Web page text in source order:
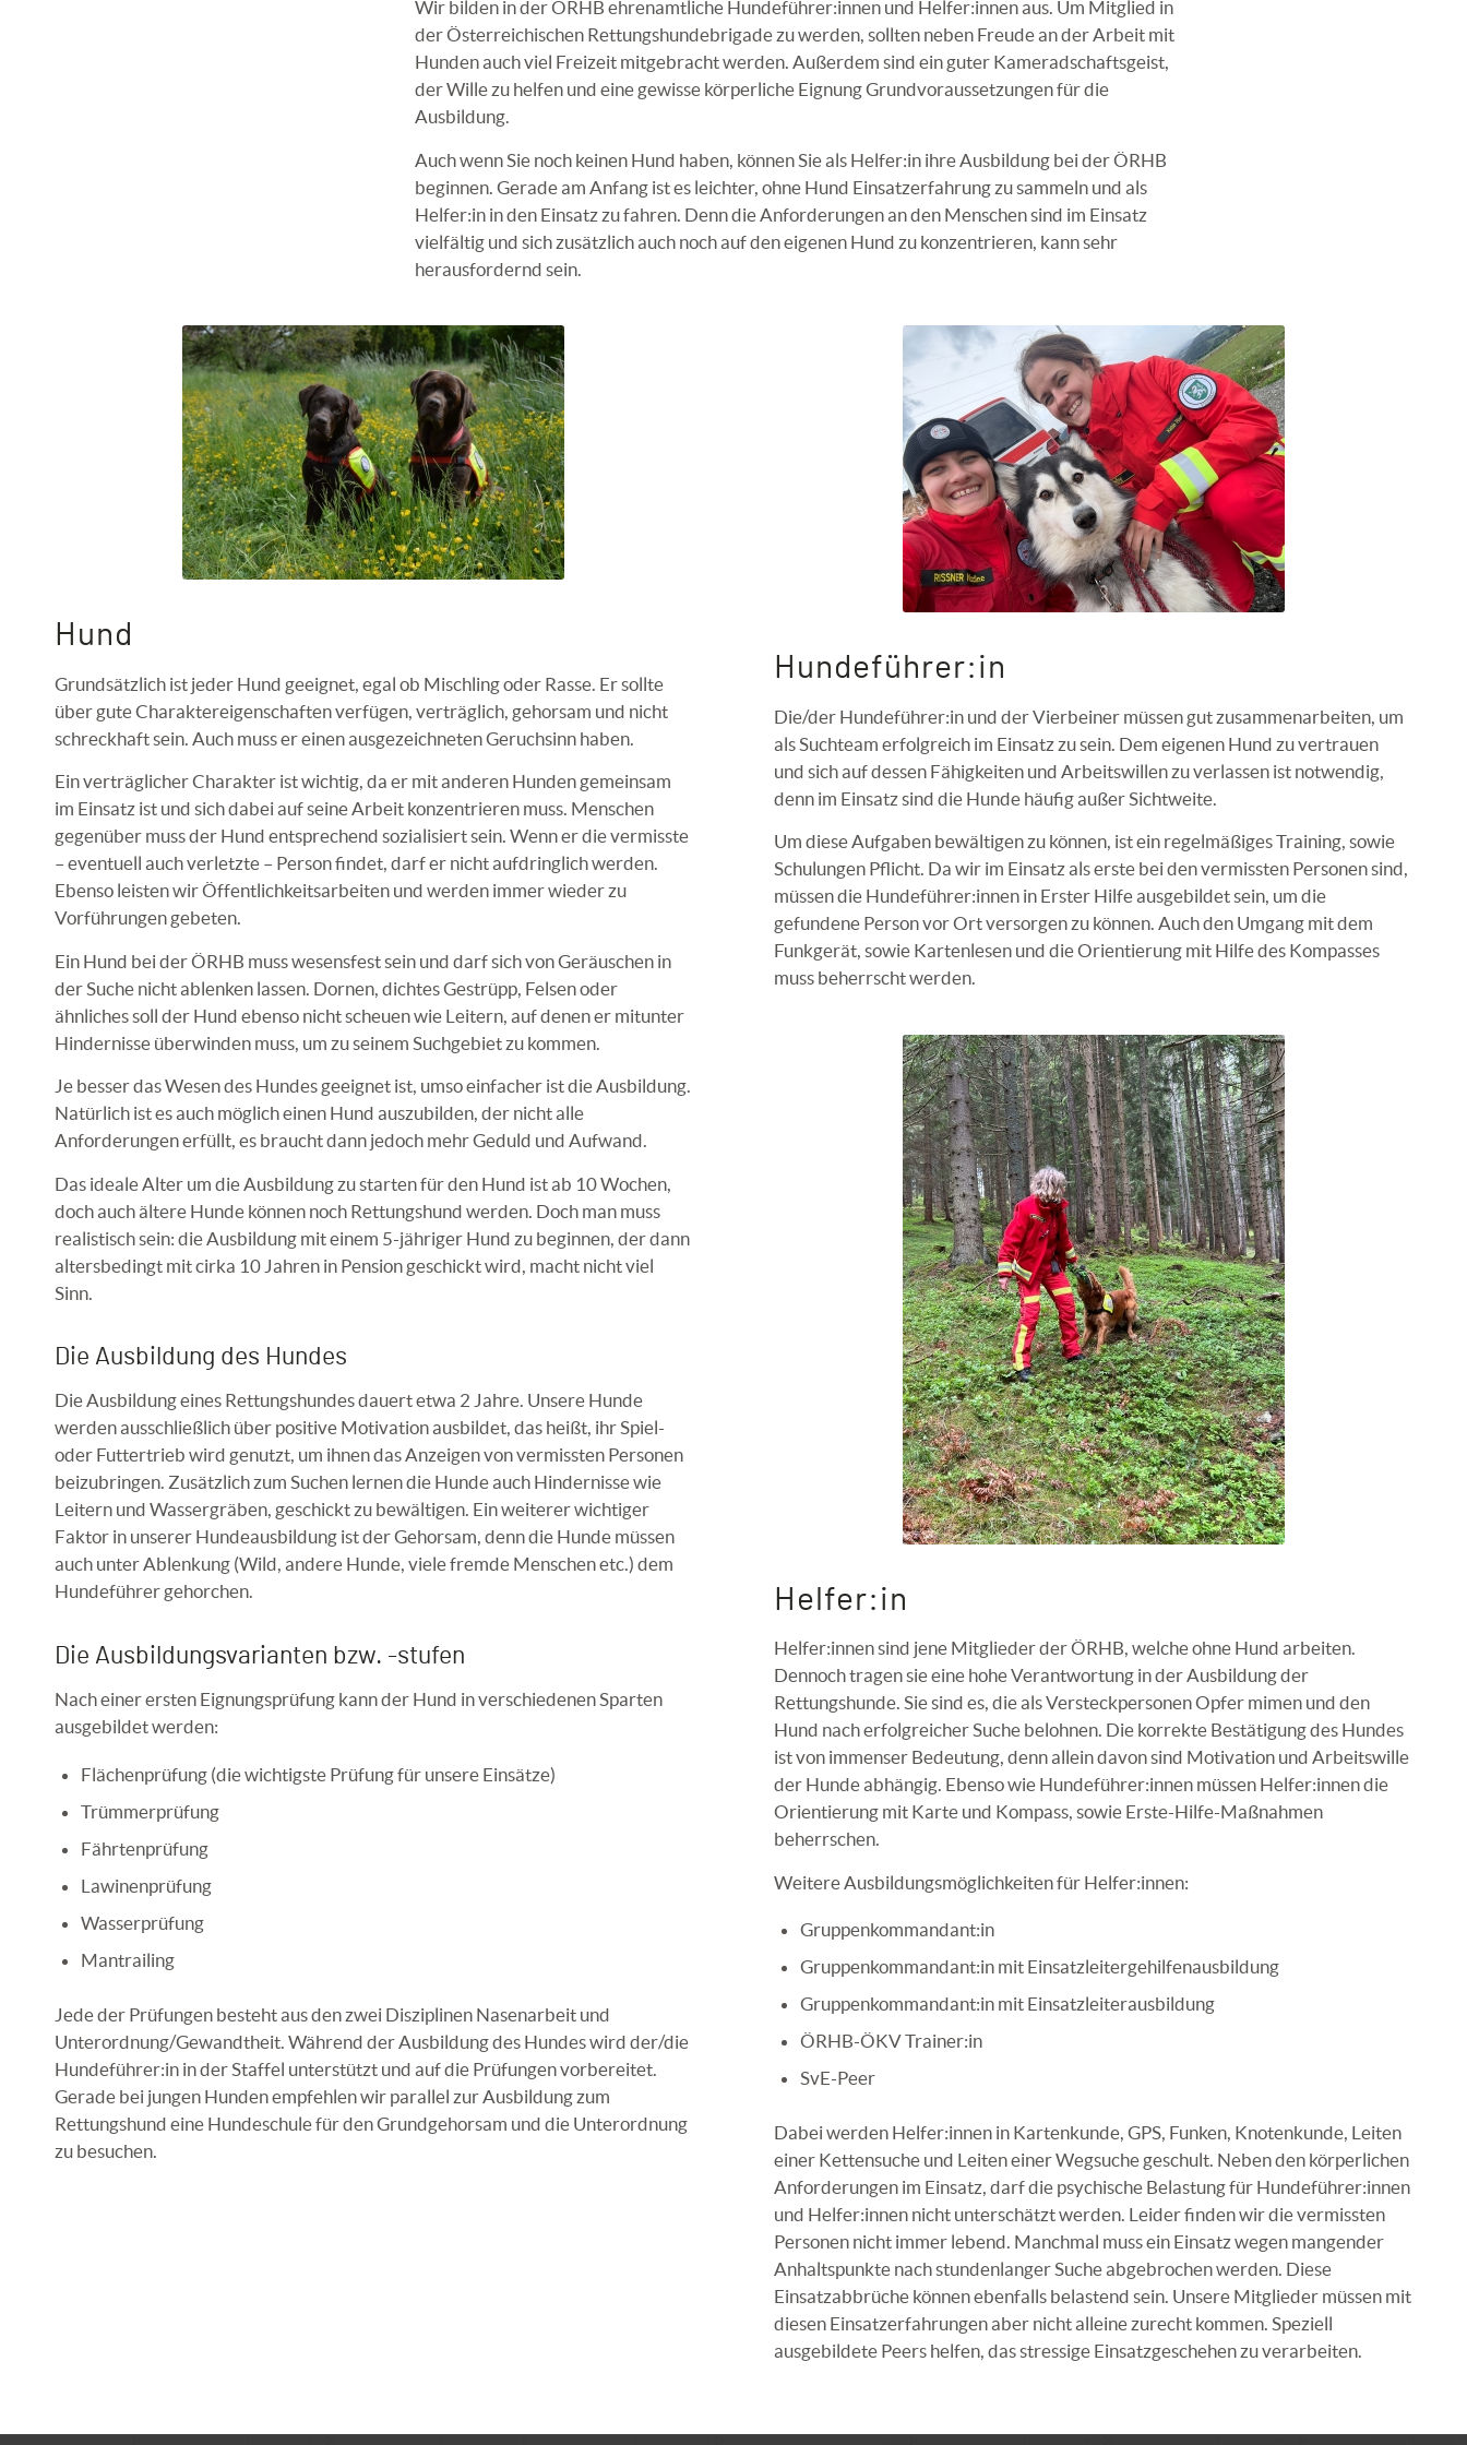
Wir bilden in der ÖRHB ehrenamtliche Hundeführer:innen und Helfer:innen aus. Um Mitglied in
der Österreichischen Rettungshundebrigade zu werden, sollten neben Freude an der Arbeit mit
Hunden auch viel Freizeit mitgebracht werden. Außerdem sind ein guter Kameradschaftsgeist,
der Wille zu helfen und eine gewisse körperliche Eignung Grundvoraussetzungen für die
Ausbildung.
Auch wenn Sie noch keinen Hund haben, können Sie als Helfer:in ihre Ausbildung bei der ÖRHB
beginnen. Gerade am Anfang ist es leichter, ohne Hund Einsatzerfahrung zu sammeln und als
Helfer:in in den Einsatz zu fahren. Denn die Anforderungen an den Menschen sind im Einsatz
vielfältig und sich zusätzlich auch noch auf den eigenen Hund zu konzentrieren, kann sehr
herausfordernd sein.
Hund
Grundsätzlich ist jeder Hund geeignet, egal ob Mischling oder Rasse. Er sollte
über gute Charaktereigenschaften verfügen, verträglich, gehorsam und nicht
schreckhaft sein. Auch muss er einen ausgezeichneten Geruchsinn haben.
Ein verträglicher Charakter ist wichtig, da er mit anderen Hunden gemeinsam
im Einsatz ist und sich dabei auf seine Arbeit konzentrieren muss. Menschen
gegenüber muss der Hund entsprechend sozialisiert sein. Wenn er die vermisste
– eventuell auch verletzte – Person findet, darf er nicht aufdringlich werden.
Ebenso leisten wir Öffentlichkeitsarbeiten und werden immer wieder zu
Vorführungen gebeten.
Ein Hund bei der ÖRHB muss wesensfest sein und darf sich von Geräuschen in
der Suche nicht ablenken lassen. Dornen, dichtes Gestrüpp, Felsen oder
ähnliches soll der Hund ebenso nicht scheuen wie Leitern, auf denen er mitunter
Hindernisse überwinden muss, um zu seinem Suchgebiet zu kommen.
Je besser das Wesen des Hundes geeignet ist, umso einfacher ist die Ausbildung.
Natürlich ist es auch möglich einen Hund auszubilden, der nicht alle
Anforderungen erfüllt, es braucht dann jedoch mehr Geduld und Aufwand.
Das ideale Alter um die Ausbildung zu starten für den Hund ist ab 10 Wochen,
doch auch ältere Hunde können noch Rettungshund werden. Doch man muss
realistisch sein: die Ausbildung mit einem 5-jähriger Hund zu beginnen, der dann
altersbedingt mit cirka 10 Jahren in Pension geschickt wird, macht nicht viel
Sinn.
Die Ausbildung des Hundes
Die Ausbildung eines Rettungshundes dauert etwa 2 Jahre. Unsere Hunde
werden ausschließlich über positive Motivation ausbildet, das heißt, ihr Spiel-
oder Futtertrieb wird genutzt, um ihnen das Anzeigen von vermissten Personen
beizubringen. Zusätzlich zum Suchen lernen die Hunde auch Hindernisse wie
Leitern und Wassergräben, geschickt zu bewältigen. Ein weiterer wichtiger
Faktor in unserer Hundeausbildung ist der Gehorsam, denn die Hunde müssen
auch unter Ablenkung (Wild, andere Hunde, viele fremde Menschen etc.) dem
Hundeführer gehorchen.
Die Ausbildungsvarianten bzw. -stufen
Nach einer ersten Eignungsprüfung kann der Hund in verschiedenen Sparten
ausgebildet werden:
Flächenprüfung (die wichtigste Prüfung für unsere Einsätze)
Trümmerprüfung
Fährtenprüfung
Lawinenprüfung
Wasserprüfung
Mantrailing
Jede der Prüfungen besteht aus den zwei Disziplinen Nasenarbeit und
Unterordnung/Gewandtheit. Während der Ausbildung des Hundes wird der/die
Hundeführer:in in der Staffel unterstützt und auf die Prüfungen vorbereitet.
Gerade bei jungen Hunden empfehlen wir parallel zur Ausbildung zum
Rettungshund eine Hundeschule für den Grundgehorsam und die Unterordnung
zu besuchen.
Hundeführer:in
Die/der Hundeführer:in und der Vierbeiner müssen gut zusammenarbeiten, um
als Suchteam erfolgreich im Einsatz zu sein. Dem eigenen Hund zu vertrauen
und sich auf dessen Fähigkeiten und Arbeitswillen zu verlassen ist notwendig,
denn im Einsatz sind die Hunde häufig außer Sichtweite.
Um diese Aufgaben bewältigen zu können, ist ein regelmäßiges Training, sowie
Schulungen Pflicht. Da wir im Einsatz als erste bei den vermissten Personen sind,
müssen die Hundeführer:innen in Erster Hilfe ausgebildet sein, um die
gefundene Person vor Ort versorgen zu können. Auch den Umgang mit dem
Funkgerät, sowie Kartenlesen und die Orientierung mit Hilfe des Kompasses
muss beherrscht werden.
Helfer:in
Helfer:innen sind jene Mitglieder der ÖRHB, welche ohne Hund arbeiten.
Dennoch tragen sie eine hohe Verantwortung in der Ausbildung der
Rettungshunde. Sie sind es, die als Versteckpersonen Opfer mimen und den
Hund nach erfolgreicher Suche belohnen. Die korrekte Bestätigung des Hundes
ist von immenser Bedeutung, denn allein davon sind Motivation und Arbeitswille
der Hunde abhängig. Ebenso wie Hundeführer:innen müssen Helfer:innen die
Orientierung mit Karte und Kompass, sowie Erste-Hilfe-Maßnahmen
beherrschen.
Weitere Ausbildungsmöglichkeiten für Helfer:innen:
Gruppenkommandant:in
Gruppenkommandant:in mit Einsatzleitergehilfenausbildung
Gruppenkommandant:in mit Einsatzleiterausbildung
ÖRHB-ÖKV Trainer:in
SvE-Peer
Dabei werden Helfer:innen in Kartenkunde, GPS, Funken, Knotenkunde, Leiten
einer Kettensuche und Leiten einer Wegsuche geschult. Neben den körperlichen
Anforderungen im Einsatz, darf die psychische Belastung für Hundeführer:innen
und Helfer:innen nicht unterschätzt werden. Leider finden wir die vermissten
Personen nicht immer lebend. Manchmal muss ein Einsatz wegen mangender
Anhaltspunkte nach stundenlanger Suche abgebrochen werden. Diese
Einsatzabbrüche können ebenfalls belastend sein. Unsere Mitglieder müssen mit
diesen Einsatzerfahrungen aber nicht alleine zurecht kommen. Speziell
ausgebildete Peers helfen, das stressige Einsatzgeschehen zu verarbeiten.